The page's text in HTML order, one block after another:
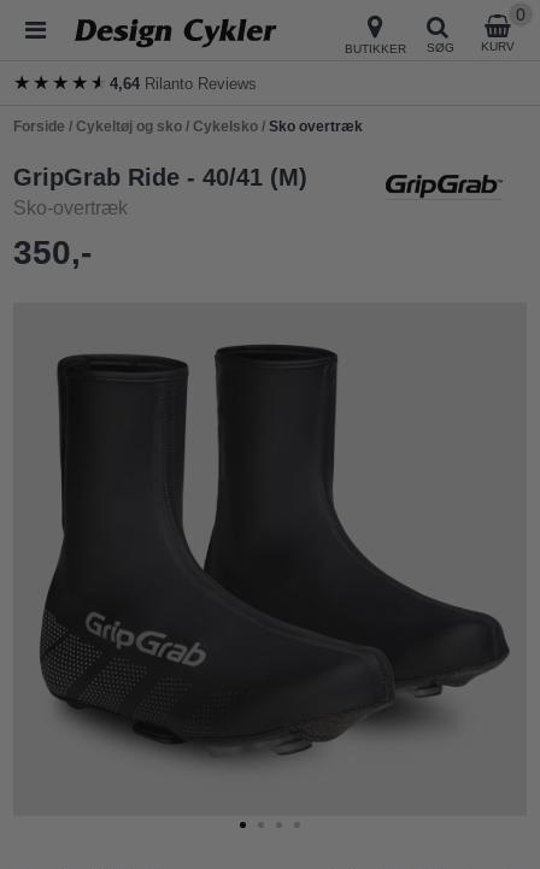
BUTIKKER SØG KURV
0
★★★★★
★★★★★4,64 Rilanto Reviews
Forside /Cykeltøj og sko /Cykelsko /Sko overtræk
GripGrab Ride - 40/41 (M)
Sko-overtræk
350,-